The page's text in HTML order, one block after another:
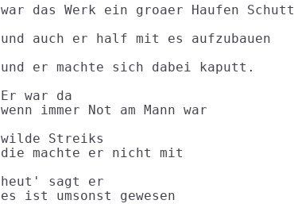
war das Werk ein groaer Haufen Schutt
und auch er half mit es aufzubauen
und er machte sich dabei kaputt.
Er war da
wenn immer Not am Mann war
wilde Streiks
die machte er nicht mit
heut' sagt er
es ist umsonst gewesen